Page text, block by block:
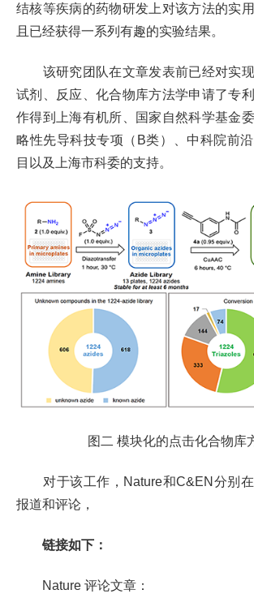
结核等疾病的药物研发上对该方法的实
且已经获得一系列有趣的实验结果。
该研究团队在文章发表前已经对实
试剂、反应、化合物库方法学申请了专
作得到上海有机所、国家自然科学基金
略性先导科技专项（ B类）、中科院前
目以及上海市科委的支持。
图二 模块化的点击化合物库
对于该工作， Nature和C&EN 分别
报道和评论，
链接如下：
Nature 评论文章：